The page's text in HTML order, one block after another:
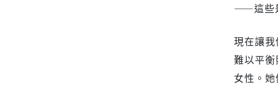
——這些
現在讓
難以平
女性。